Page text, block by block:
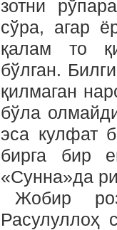
зотни
сўра, агар
қалам то
бўлган.
қилмаган
бўла
эса кулфат
бирга бир
«Сунна»да
Жобир
Расулуллоҳ